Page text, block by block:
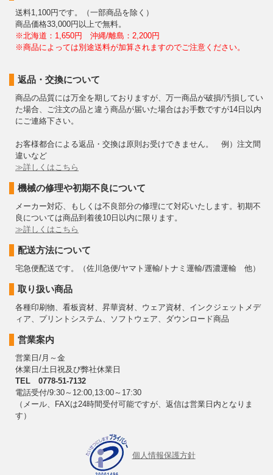
送料1,100円です。（一部商品を除く）
商品価格33,000円以上で無料。
※北海道：1,650円 沖縄/離島：2,200円
※商品によっては別途送料が加算されますのでご注意ください。
返品・交換について
商品の品質には万全を期しておりますが、万一商品が破損/汚損してい
た場合、ご注文の品と違う商品が届いた場合はお手数ですが14日以内
にご連絡下さい。
お客様都合による返品・交換は原則お受けできません。 例）注文間
違いなど
≫詳しくはこちら
機械の修理や初期不良について
メーカー対応、もしくは不良部分の修理にて対応いたします。初期不
良については商品到着後10日以内に限ります。
≫詳しくはこちら
配送方法について
宅急便配送です。（佐川急便/ヤマト運輸/トナミ運輸/西濃運輸 他）
取り扱い商品
各種印刷物、看板資材、昇華資材、ウェア資材、インクジェットメデ
ィア、プリントシステム、ソフトウェア、ダウンロード商品
営業案内
営業日/月～金
休業日/土日祝及び弊社休業日
TEL 0778-51-7132
電話受付/9:30～12:00,13:00～17:30
（メール、FAXは24時間受付可能ですが、返信は営業日内となりま
す）
個人情報保護方針